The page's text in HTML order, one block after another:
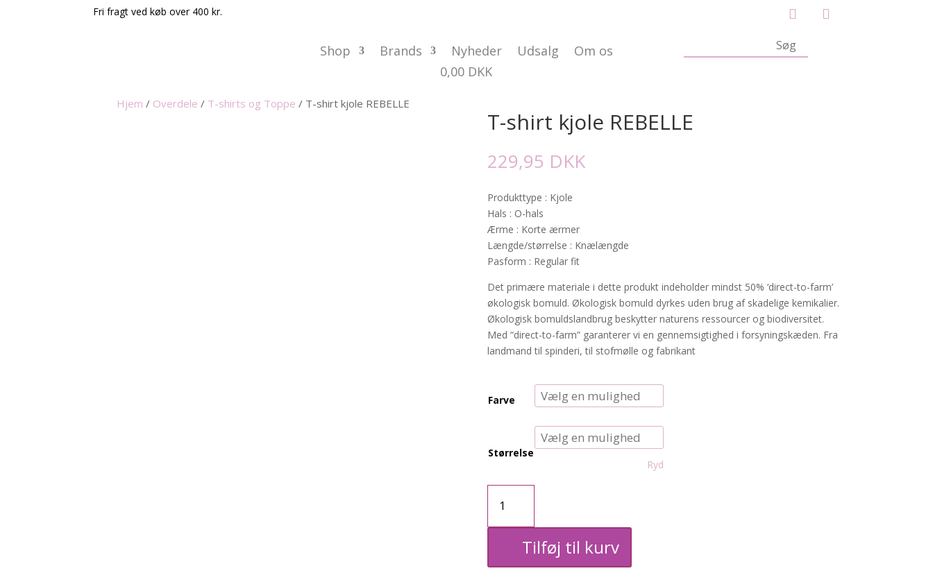
Fri fragt ved køb over 400 kr.
Shop Brands Nyheder Udsalg
Om os
0,00 DKK
Hjem / Overdele / T-shirts og Toppe / T-shirt kjole REBELLE
T-shirt kjole REBELLE
229,95 DKK
Produkttype : Kjole
Hals : O-hals
Ærme : Korte ærmer
Længde/størrelse : Knælængde
Pasform : Regular fit
Det primære materiale i dette produkt indeholder mindst 50% ‘direct-to-farm’
økologisk bomuld. Økologisk bomuld dyrkes uden brug af skadelige kemikalier.
Økologisk bomuldslandbrug beskytter naturens ressourcer og biodiversitet.
Med “direct-to-farm” garanterer vi en gennemsigtighed i forsyningskæden. Fra
landmand til spinderi, til stofmølle og fabrikant
Farve
Størrelse
Ryd
shirt
Tilføj til kurv